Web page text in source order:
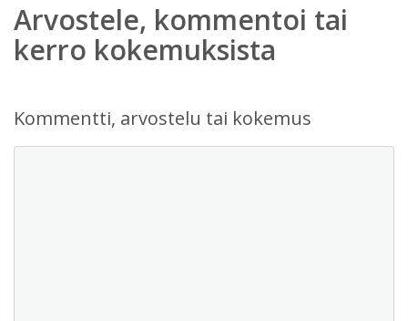
Arvostele, kommentoi tai
kerro kokemuksista
Kommentti, arvostelu tai kokemus